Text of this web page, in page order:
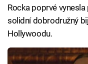
Rocka poprvé
solidní dobrodružný
Hollywoodu.